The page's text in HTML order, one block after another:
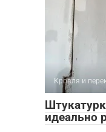
Кровля и
идеально